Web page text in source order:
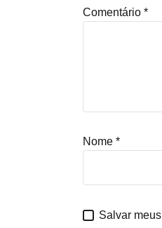
Comentário *
Nome *
Salvar